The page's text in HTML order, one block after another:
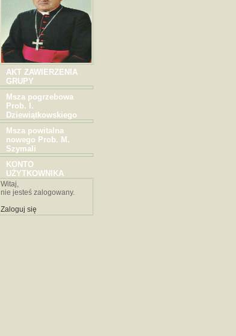
AKT ZAWIERZENIA
GRUPY
Msza pogrzebowa
Prob. I.
Dziewiątkowskiego
Msza powitalna
nowego Prob. M.
Szymali
KONTO
UŻYTKOWNIKA
Witaj,
nie jesteś zalogowany.
Zaloguj się